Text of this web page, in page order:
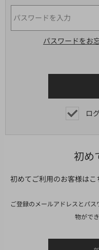
パスワードをお
ロ
初め
初めてご利用のお客様は
ご登録のメールアドレスとパ
物がで